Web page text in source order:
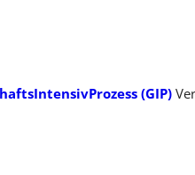
(GIP)